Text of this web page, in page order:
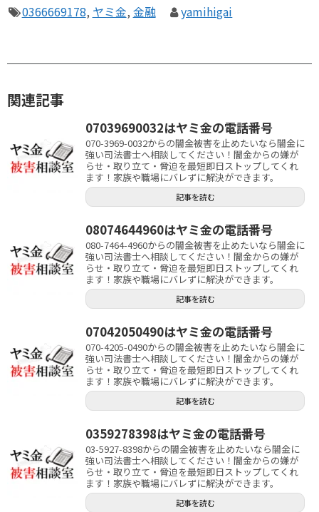
0366669178, ヤミ金, 金融 yamihigai
関連記事
07039690032はヤミ金の電話番号
070-3969-0032からの闇金被害を止めたいなら闇金に
強い司法書士へ相談してください！闇金からの嫌が
らせ・取り立て・脅迫を最短即日ストップしてくれ
ます！家族や職場にバレずに解決ができます。
記事を読む
08074644960はヤミ金の電話番号
080-7464-4960からの闇金被害を止めたいなら闇金に
強い司法書士へ相談してください！闇金からの嫌が
らせ・取り立て・脅迫を最短即日ストップしてくれ
ます！家族や職場にバレずに解決ができます。
記事を読む
07042050490はヤミ金の電話番号
070-4205-0490からの闇金被害を止めたいなら闇金に
強い司法書士へ相談してください！闇金からの嫌が
らせ・取り立て・脅迫を最短即日ストップしてくれ
ます！家族や職場にバレずに解決ができます。
記事を読む
0359278398はヤミ金の電話番号
03-5927-8398からの闇金被害を止めたいなら闇金に
強い司法書士へ相談してください！闇金からの嫌が
らせ・取り立て・脅迫を最短即日ストップしてくれ
ます！家族や職場にバレずに解決ができます。
記事を読む